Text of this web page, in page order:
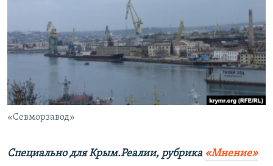
КРЫМ.НЕПОКОРЕННЫЙ
ELIFBE
УКРАИНСКАЯ ПРОБЛЕМА КРЫМА
Все сайты RFE/RL
«Севморзавод»
Специально для Крым.Реалии, рубрика «Мнение»